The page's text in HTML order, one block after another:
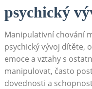
psychický
Manipulativní chování
psychický vývoj dítěte,
emoce a vztahy s
manipulovat, často
dovednosti a